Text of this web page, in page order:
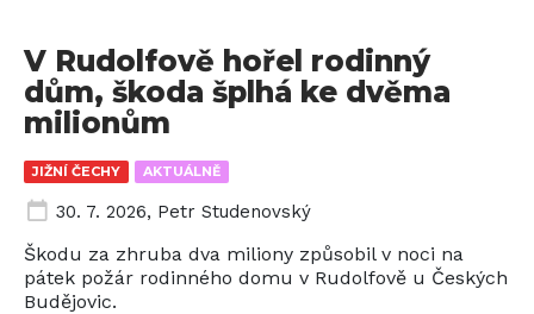
JIŽNÍ ČECHY AKTUÁLNĚ
V Rudolfově hořel rodinný
dům, škoda šplhá ke dvěma
milionům
30. 7. 2026, Petr Studenovský
Škodu za zhruba dva miliony způsobil v noci na
pátek požár rodinného domu v Rudolfově u Českých
Budějovic.